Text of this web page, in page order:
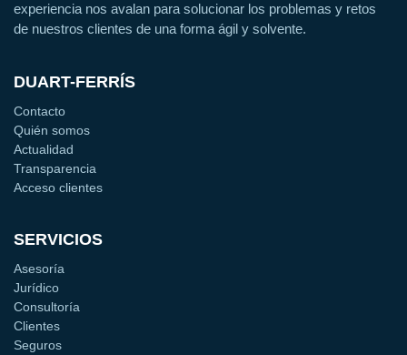
experiencia nos avalan para solucionar los problemas y retos
de nuestros clientes de una forma ágil y solvente.
DUART-FERRÍS
Contacto
Quién somos
Actualidad
Transparencia
Acceso clientes
SERVICIOS
Asesoría
Jurídico
Consultoría
Clientes
Seguros